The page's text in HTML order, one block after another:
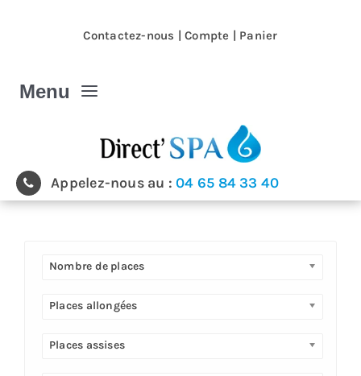
Appelez-nous au :04 65 84 33 40
Contactez-nous |Compte | Panier
Menu
Nos magasins
Spa de nage
Produits & accessoires
Nombre de places
Places allongées
Places assises